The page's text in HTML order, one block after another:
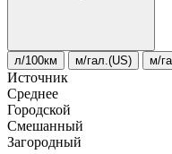
л/100км м/гал.(US) м/
Источник
Среднее
Городской
Смешанный
Загородный